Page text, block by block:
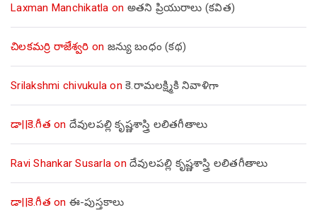
Laxman Manchikatla on అతని ప్రియురాలు (కవిత)
చిలకమర్రి రాజేశ్వరి on జన్యు బంధం (కథ)
Srilakshmi chivukula on కె.రామలక్ష్మికి నివాళిగా
డా||కె.గీత on దేవులపల్లి కృష్ణశాస్త్రి లలితగీతాలు
Ravi Shankar Susarla on దేవులపల్లి కృష్ణశాస్త్రి లలితగీతాలు
డా||కె.గీత on ఈ-పుస్తకాలు